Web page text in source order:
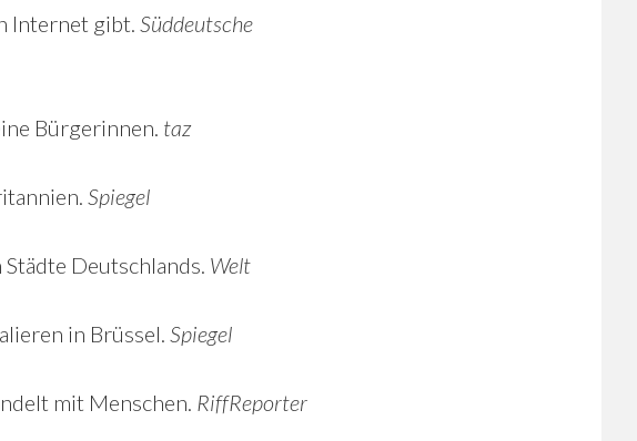
Internet gibt. Süddeutsche
Bürgerinnen. taz
Spiegel
Deutschlands. Welt
in Brüssel. Spiegel
mit Menschen. RiffReporter